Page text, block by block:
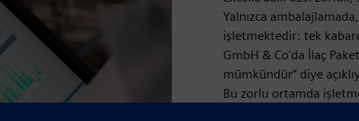
Yalnızca
işletmektedir: tek
GmbH & Co'da İlaç
mümkündür” diye
Bu zorlu ortamda
Excella'nın buna uygun